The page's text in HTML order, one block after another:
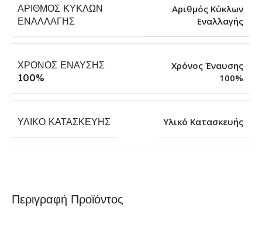
Περιγραφή Προϊόντος
ΑΡΙΘΜΌΣ ΚΎΚΛΩΝ
ΕΝΑΛΛΑΓΉΣ
Αριθμός Κύκλων
Εναλλαγής
ΧΡΌΝΟΣ ΈΝΑΥΣΗΣ
100%
Χρόνος Έναυσης
100%
ΥΛΙΚΌ ΚΑΤΑΣΚΕΥΉΣ Υλικό Κατασκευής